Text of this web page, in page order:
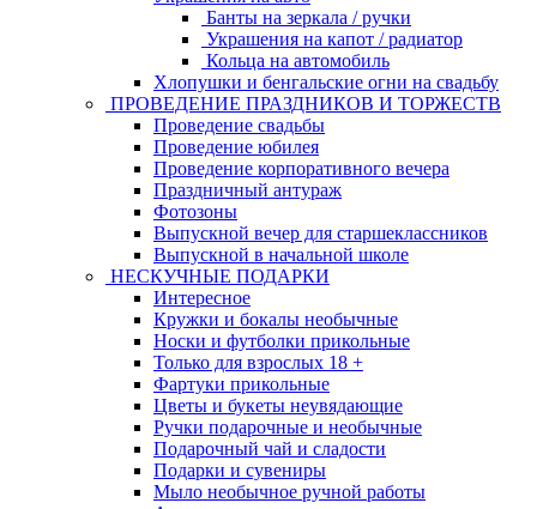
Банты на зеркала / ручки
Украшения на капот / радиатор
Кольца на автомобиль
Хлопушки и бенгальские огни на свадьбу
ПРОВЕДЕНИЕ ПРАЗДНИКОВ И ТОРЖЕСТВ
Проведение свадьбы
Проведение юбилея
Проведение корпоративного вечера
Праздничный антураж
Фотозоны
Выпускной вечер для старшеклассников
Выпускной в начальной школе
НЕСКУЧНЫЕ ПОДАРКИ
Интересное
Кружки и бокалы необычные
Носки и футболки прикольные
Только для взрослых 18 +
Фартуки прикольные
Цветы и букеты неувядающие
Ручки подарочные и необычные
Подарочный чай и сладости
Подарки и сувениры
Мыло необычное ручной работы